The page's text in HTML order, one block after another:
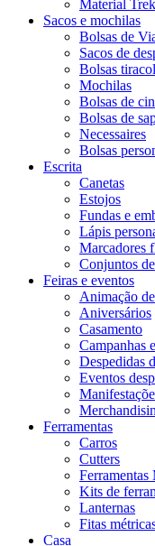
Material
Sacos e mochilas
Bolsas de
Sacos de
Bolsas
Mochilas
Bolsas de
Bolsas de
Necessaires
Bolsas
Escrita
Canetas
Estojos
Fundas e
Lápis
Marcadores
Conjuntos
Feiras e eventos
Animação
Aniversários
Casamento
Campanhas
Despedidas
Eventos
Ferramentas
Carros
Cutters
Kits de
Lanternas
Fitas
Casa